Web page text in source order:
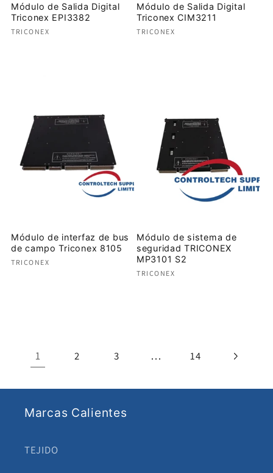
Módulo de Salida Digital
Triconex EPI3382
Proveedor:
TRICONEX
Módulo de Salida Digital
Triconex CIM3211
Proveedor:
TRICONEX
Módulo de interfaz de bus
de campo Triconex 8105
Proveedor:
TRICONEX
Módulo de sistema de
seguridad TRICONEX
MP3101 S2
Proveedor:
TRICONEX
1 2 3 … 14
Marcas Calientes
TEJIDO